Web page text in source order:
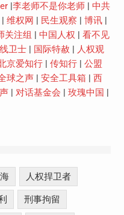
| 李老师不是你老师| 中共
维权网 民生观察 博讯|
关注组 中国人权
看不见
卫士| 国际特赦
人权观
京爱知行| 传知行| 公盟
球之声| 安全工具箱
西
| 对话基金会 玫瑰中国
人权捍卫者
刑事拘留